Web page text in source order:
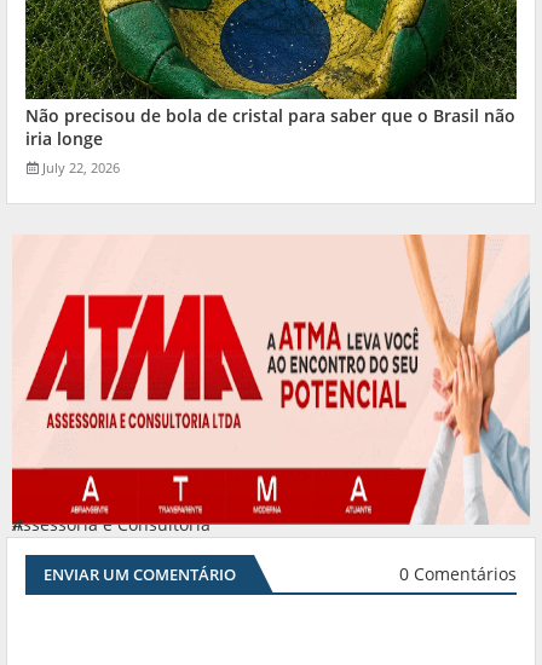
Não precisou de bola de cristal para saber que o Brasil não
iria longe
July 22, 2026
Assessoria e Consultoria
#
ENVIAR UM COMENTÁRIO 0 Comentários